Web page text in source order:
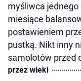
myśliwca
miesiące
postawieniem
pustką. Nikt inny
samolotów przed
przez wieki